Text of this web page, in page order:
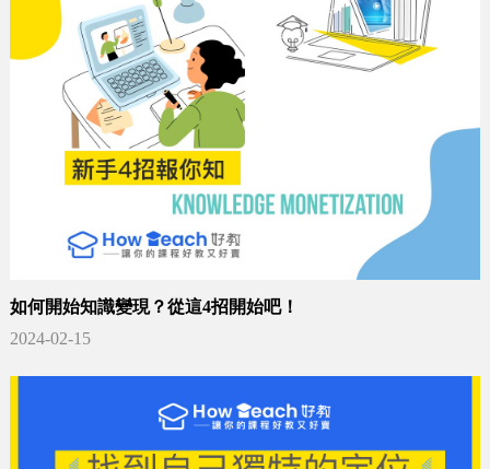
如何開始知識變現？從這4招開始吧！
2024-02-15